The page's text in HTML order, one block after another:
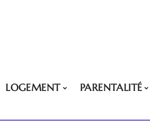
LOGEMENT PARENTALITÉ